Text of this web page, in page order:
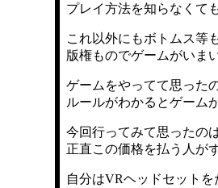
プレイ方法を知らなくて
これ以外にもボトムス等
版権ものでゲームがいま
ゲームをやってて思った
ルールがわかるとゲーム
今回行ってみて思ったの
正直この価格を払う人が
自分はVRヘッドセット